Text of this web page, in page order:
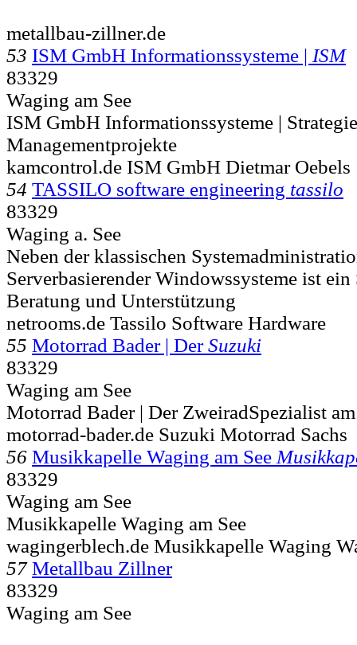
metallbau-zillner.de
53 ISM GmbH Informationssysteme | ISM
83329
Waging am See
ISM GmbH Informationssysteme |
Managementprojekte
kamcontrol.de ISM GmbH Dietmar Oebels
54 TASSILO software engineering tassilo
83329
Waging a. See
Neben der klassischen
Serverbasierender Windowssysteme ist
Beratung und Unterstützung
netrooms.de Tassilo Software Hardware
55 Motorrad Bader | DerSuzuki
83329
Waging am See
Motorrad Bader | Der ZweiradSpezialist
motorrad-bader.de Suzuki Motorrad Sachs
56 Musikkapelle Waging am See
83329
Waging am See
Musikkapelle Waging am See
wagingerblech.de Musikkapelle Waging
57 Metallbau Zillner
83329
Waging am See